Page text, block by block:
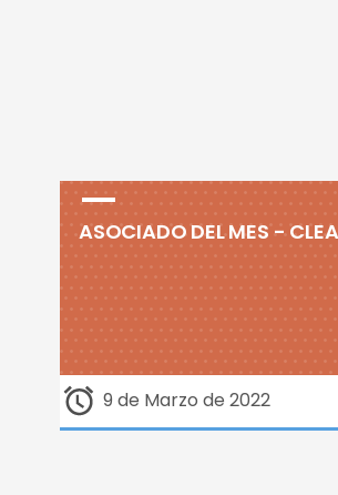
ASOCIADO DEL MES -
9 de Marzo de 2022